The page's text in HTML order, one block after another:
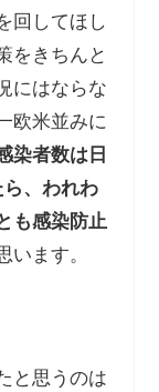
回してほし
をきちんと
にはならな
欧米並みに
染者数は日
、われわ
も感染防止
います。
と思うのは